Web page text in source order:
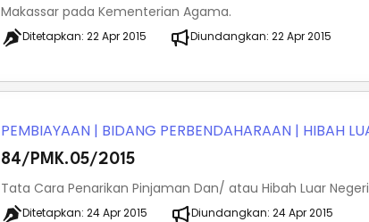
Makassar pada Kementerian Agama.
Ditetapkan:22 Apr 2015 Diundangkan:22 Apr 2015
PEMBIAYAAN | BIDANG PERBENDAHARAAN | HIBAH
84/PMK.05/2015
Tata Cara Penarikan Pinjaman Dan/ atau Hibah Luar
Ditetapkan:24 Apr 2015 Diundangkan:24 Apr 2015